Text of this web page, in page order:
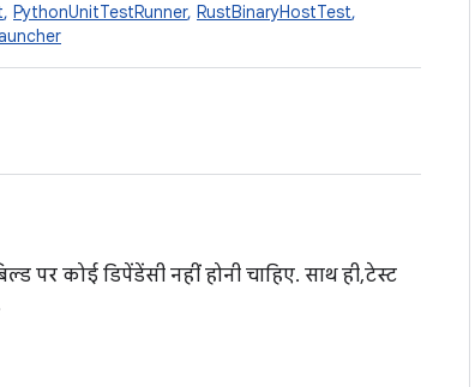
, PythonUnitTestRunner, RustBinaryHostTest,
कोई डिपेंडेंसी नहीं होनी चाहिए. साथ ही, टेस्ट